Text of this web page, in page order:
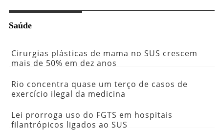
Saúde
Cirurgias plásticas de mama no SUS crescem
mais de 50% em dez anos
Rio concentra quase um terço de casos de
exercício ilegal da medicina
Lei prorroga uso do FGTS em hospitais
filantrópicos ligados ao SUS